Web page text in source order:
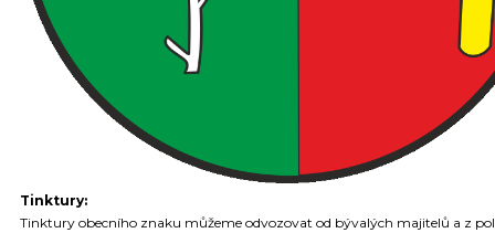
Tinktury:
Tinktury obecního znaku můžeme odvozovat od bývalých majitelů a z